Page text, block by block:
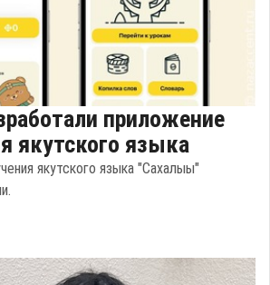
приложение
якутского языка
якутского языка "Сахалыы"